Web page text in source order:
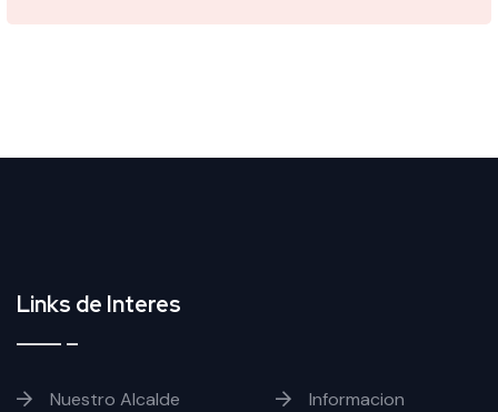
Links de Interes
Nuestro Alcalde
Informacion